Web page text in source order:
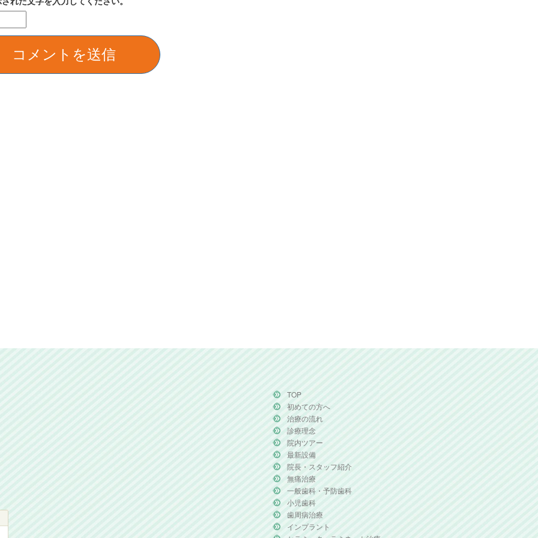
TOP
初めての方へ
治療の流れ
診療理念
院内ツアー
最新設備
院長・スタッフ紹介
無痛治療
一般歯科・予防歯科
小児歯科
歯周病治療
インプラント